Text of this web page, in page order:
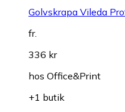
Golvskrapa Vileda
fr.
336 kr
hos Office&Print
+1 butik